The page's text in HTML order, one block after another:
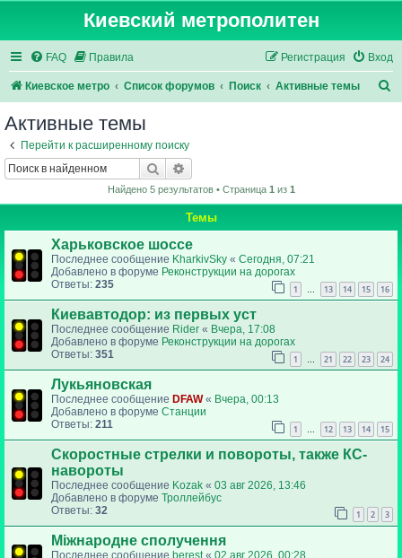
Киевский метрополитен
FAQ Правила Вход
Регистрация
Киевское метро Список форумов Поиск Активные темы
Активные темы
Перейти к расширенному поиску
Поиск
Найдено 5 результатов • Страница 1из 1
Темы
Харьковское шоссе
Последнее сообщение KharkivSky « Сегодня, 07:21
Добавлено в форуме Реконструкции на дорогах
Ответы: 235 1 … 13 14 15 16
Киевавтодор: из первых уст
Последнее сообщение Rider « Вчера, 17:08
Добавлено в форуме Реконструкции на дорогах
Ответы: 351 1 … 21 22 23 24
Лукьяновская
Последнее сообщение DFAW« Вчера, 00:13
Добавлено в форуме Станции
Ответы: 211 1 12 13 14 15
Скоростные стрелки и повороты, также КС-
навороты
Последнее сообщение Kozak « 03 авг 2026, 13:46
Добавлено в форуме Троллейбус
Ответы: 32 1 2 3
Міжнародне сполучення
Последнее сообщение berest« 02 авг 2026, 00:28